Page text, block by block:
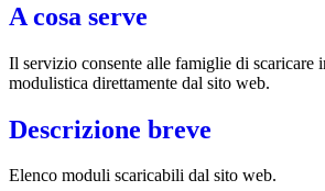
A cosa serve
Il servizio consente alle famiglie di scaricare
modulistica direttamente dal sito web.
Descrizione breve
Elenco moduli scaricabili dal sito web.